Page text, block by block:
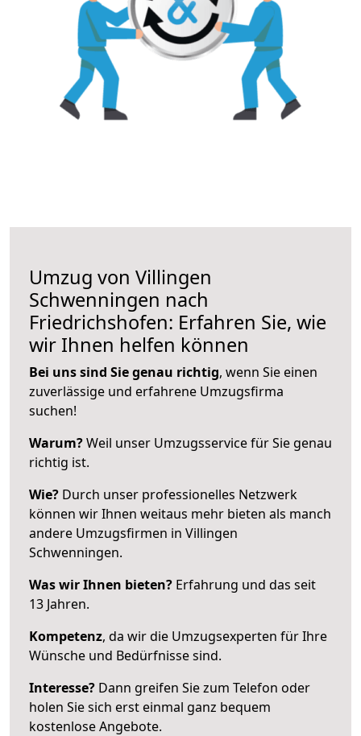
Umzug von Villingen
Schwenningen nach
Friedrichshofen: Erfahren Sie, wie
wir Ihnen helfen können
Bei uns sind Sie genau richtig, wenn Sie einen
zuverlässige und erfahrene Umzugsfirma
suchen!
Warum?Weil unser Umzugsservice für Sie genau
richtig ist.
Wie? Durch unser professionelles Netzwerk
können wir Ihnen weitaus mehr bieten als manch
andere Umzugsfirmen in Villingen
Schwenningen.
Was wir Ihnen bieten? Erfahrung und das seit
13 Jahren.
Kompetenz, da wir die Umzugsexperten für Ihre
Wünsche und Bedürfnisse sind.
Interesse? Dann greifen Sie zum Telefon oder
holen Sie sich erst einmal ganz bequem
kostenlose Angebote.